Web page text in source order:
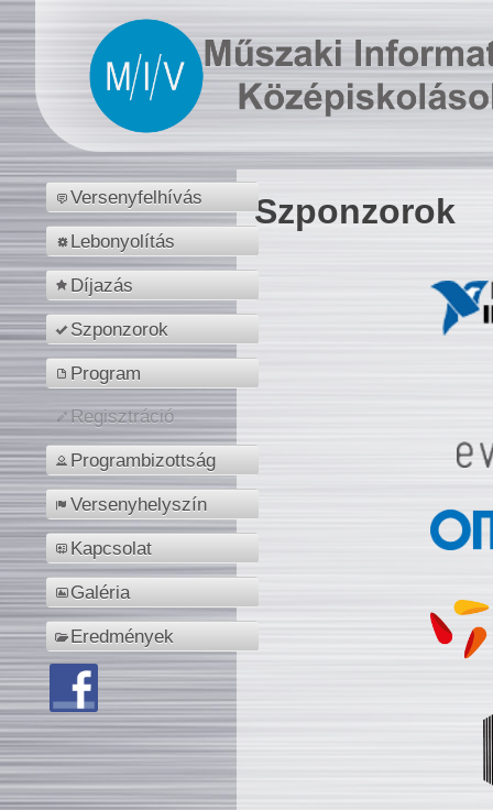
Versenyfelhívás
Lebonyolítás
Díjazás
Szponzorok
Program
Regisztráció
Programbizottság
Versenyhelyszín
Kapcsolat
Galéria
Eredmények
Szponzorok